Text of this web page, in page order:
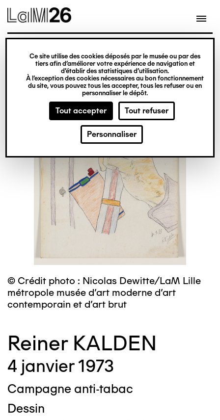
Gestion des cookies
Ce site utilise des cookies déposés par le musée ou par des
tiers afin d’améliorer votre expérience de navigation et
d’établir des statistiques d’utilisation.
À l’exception des cookies nécessaires au bon fonctionnement
du site, vous pouvez tous les accepter, tous les refuser ou en
personnaliser le dépôt.
Tout accepter Tout refuser
Personnaliser
contenu
© Crédit photo : Nicolas Dewitte/LaM Lille
métropole musée d’art moderne d’art
contemporain et d’art brut
Reiner KALDEN
4 janvier 1973
Campagne anti-tabac
Dessin